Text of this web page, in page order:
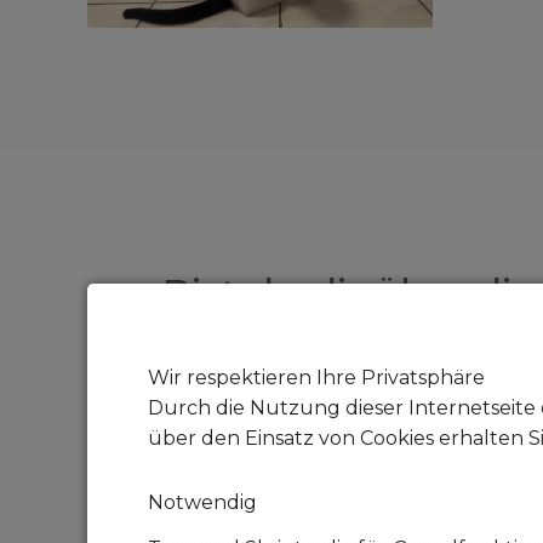
Bist du dir über
Neben Zeit, Liebe und
Wir respektieren Ihre Privatsphäre
Durch die Nutzung dieser Internetseite
über den Einsatz von Cookies erhalten
Notwendig